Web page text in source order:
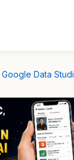
Google Data